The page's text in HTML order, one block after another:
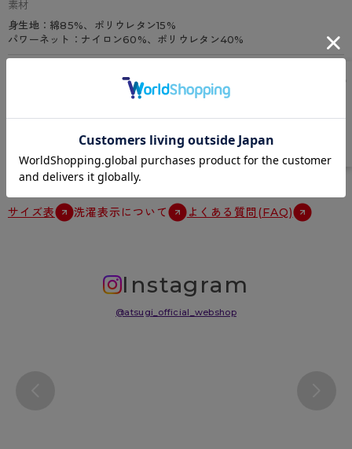
素材
身生地：綿85%、ポリウレタン15%
パワーネット：ナイロン60%、ポリウレタン40%
深ばき、アロエ加工、お腹押え、ウエスト熱圧着、マチ部中縫仕様、フ
中国
サイズ表 洗濯表示について よくある質問(FAQ)
Instagram
@atsugi_official_webshop